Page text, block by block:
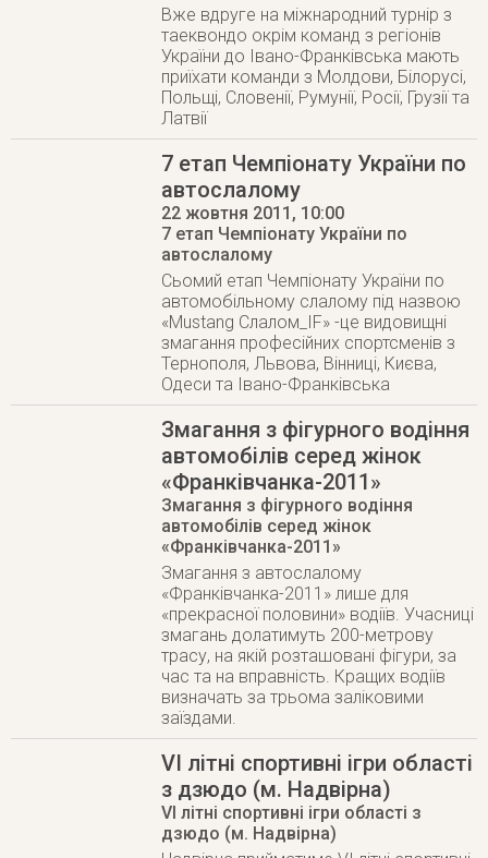
Вже вдруге на міжнародний турнір з
таеквондо окрім команд з регіонів
України до Івано-Франківська мають
приїхати команди з Молдови, Білорусі,
Польщі, Словенії, Румунії, Росії, Грузії та
Латвії
7 етап Чемпіонату України по
автослалому
22 жовтня 2011 , 10:00
7 етап Чемпіонату України по
автослалому
Сьомий етап Чемпіонату України по
автомобільному слалому під назвою
«Mustang Слалом_IF» -це видовищні
змагання професійних спортсменів з
Тернополя, Львова, Вінниці, Києва,
Одеси та Івано-Франківська
Змагання з фігурного водіння
автомобілів серед жінок
«Франківчанка-2011»
Змагання з фігурного водіння
автомобілів серед жінок
«Франківчанка-2011»
Змагання з автослалому
«Франківчанка-2011» лише для
«прекрасної половини» водіїв. Учасниці
змагань долатимуть 200-метрову
трасу, на якій розташовані фігури, за
час та на вправність. Кращих водіїв
визначать за трьома заліковими
заїздами.
VI літні спортивні ігри області
з дзюдо (м. Надвірна)
VI літні спортивні ігри області з
дзюдо (м. Надвірна)